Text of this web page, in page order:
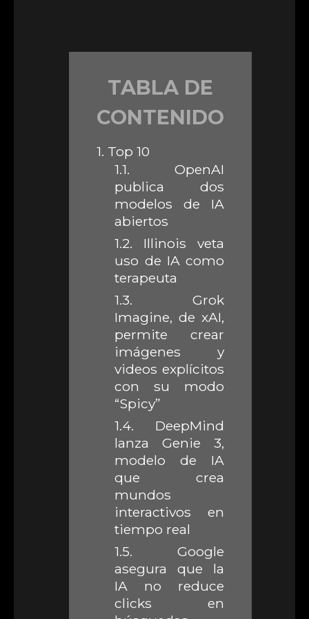
TABLA DE
CONTENIDO
1. Top 10
1.1. OpenAI
publica dos
modelos de IA
abiertos
1.2. Illinois veta
uso de IA como
terapeuta
1.3. Grok
Imagine, de xAI,
permite crear
imágenes y
videos explícitos
con su modo
“Spicy”
1.4. DeepMind
lanza Genie 3,
modelo de IA
que crea
mundos
interactivos en
tiempo real
1.5. Google
asegura que la
IA no reduce
clicks en